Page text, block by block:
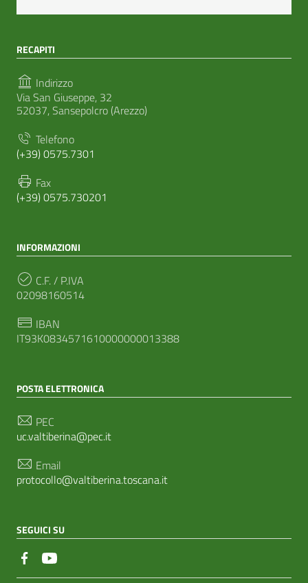
RECAPITI
Indirizzo
Via San Giuseppe, 32
52037, Sansepolcro (Arezzo)
Telefono
(+39) 0575.7301
Fax
(+39) 0575.730201
INFORMAZIONI
C.F. / P.IVA
02098160514
IBAN
IT93K0834571610000000013388
POSTA ELETTRONICA
PEC
uc.valtiberina@pec.it
Email
protocollo@valtiberina.toscana.it
SEGUICI SU